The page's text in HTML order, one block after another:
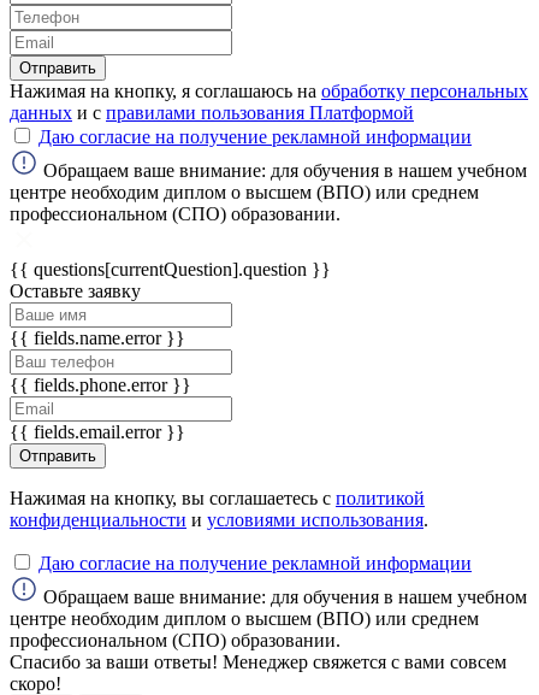
Отправить
Нажимая на кнопку, я соглашаюсь на обработку персональных
данных и с правилами пользования Платформой
Даю согласие на получение рекламной информации
Обращаем ваше внимание: для обучения в нашем учебном
центре необходим диплом о высшем (ВПО) или среднем
профессиональном (СПО) образовании.
{{ questions[currentQuestion].question }}
Оставьте заявку
{{ fields.name.error }}
{{ fields.phone.error }}
{{ fields.email.error }}
Отправить
Нажимая на кнопку, вы соглашаетесь с политикой
конфиденциальности и условиями использования.
Даю согласие на получение рекламной информации
Обращаем ваше внимание: для обучения в нашем учебном
центре необходим диплом о высшем (ВПО) или среднем
профессиональном (СПО) образовании.
Спасибо за ваши ответы! Менеджер свяжется с вами совсем
скоро!
ChatApp
online
Мессенджеры
мессенджер!
WhatsApp